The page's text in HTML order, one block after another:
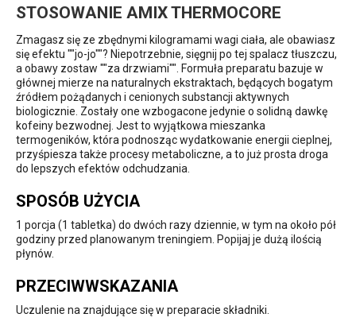
STOSOWANIE AMIX THERMOCORE
Zmagasz się ze zbędnymi kilogramami wagi ciała, ale obawiasz
się efektu ""jo-jo""? Niepotrzebnie, sięgnij po tej spalacz tłuszczu,
a obawy zostaw ""za drzwiami"". Formuła preparatu bazuje w
głównej mierze na naturalnych ekstraktach, będących bogatym
źródłem pożądanych i cenionych substancji aktywnych
biologicznie. Zostały one wzbogacone jedynie o solidną dawkę
kofeiny bezwodnej. Jest to wyjątkowa mieszanka
termogeników, która podnosząc wydatkowanie energii cieplnej,
przyśpiesza także procesy metaboliczne, a to już prosta droga
do lepszych efektów odchudzania.
SPOSÓB UŻYCIA
1 porcja (1 tabletka) do dwóch razy dziennie, w tym na około pół
godziny przed planowanym treningiem. Popijaj je dużą ilością
płynów.
PRZECIWWSKAZANIA
Uczulenie na znajdujące się w preparacie składniki.